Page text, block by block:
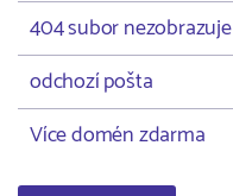
404 subor nezobrazuje
odchozí pošta
Více domén zdarma